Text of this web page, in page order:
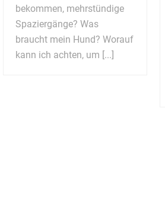
bekommen, mehrstündige
Spaziergänge? Was
braucht mein Hund? Worauf
kann ich achten, um [...]